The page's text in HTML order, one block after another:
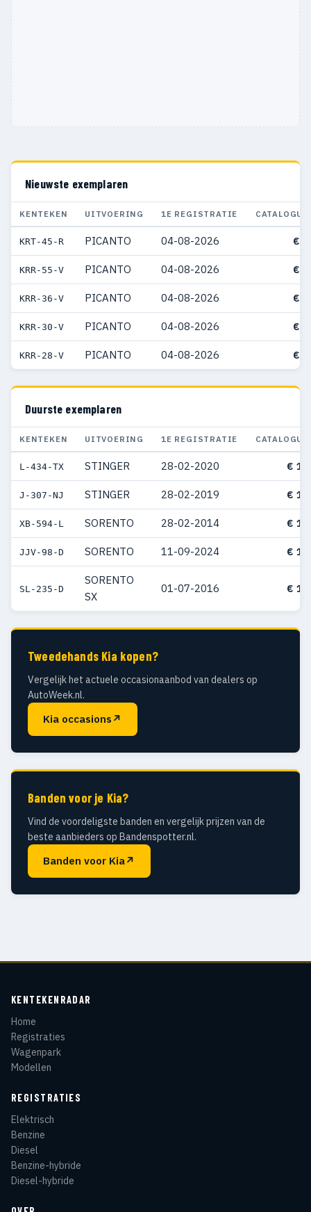
Nieuwste exemplaren
KENTEKEN UITVOERING 1E REGISTRATIE
KRT-45-R PICANTO 04-08-2026 €
KRR-55-V PICANTO 04-08-2026 €
KRR-36-V PICANTO 04-08-2026 €
KRR-30-V PICANTO 04-08-2026 €
KRR-28-V PICANTO 04-08-2026 €
Duurste exemplaren
KENTEKEN UITVOERING 1E REGISTRATIE
L-434-TX STINGER 28-02-2020 €
J-307-NJ STINGER 28-02-2019 €
XB-594-L SORENTO 28-02-2014 €
JJV-98-D SORENTO 11-09-2024 €
SL-235-D
SORENTO
SX
01-07-2016 €
Tweedehands Kia kopen?
Vergelijk het actuele occasionaanbod van dealers op
AutoWeek.nl.
Kia occasions ↗
Banden voor je Kia?
Vind de voordeligste banden en vergelijk prijzen van de
beste aanbieders op Bandenspotter.nl.
Banden voor Kia↗
KENTEKENRADAR
Home
Registraties
Wagenpark
Modellen
REGISTRATIES
Elektrisch
Benzine
Diesel
Benzine-hybride
Diesel-hybride